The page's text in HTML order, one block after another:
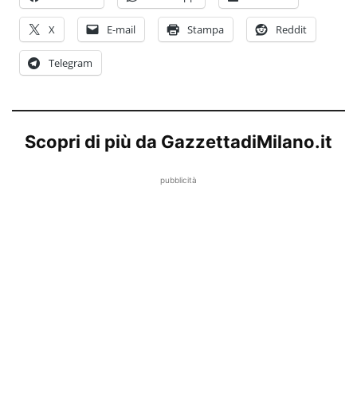
X E-mail Stampa Reddit
Telegram
Scopri di più da GazzettadiMilano.it
pubblicità